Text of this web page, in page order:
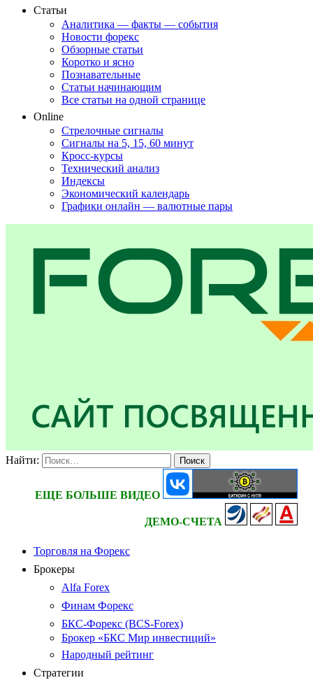
Статьи
Аналитика — факты — события
Новости форекс
Обзорные статьи
Коротко и ясно
Познавательные
Статьи начинающим
Все статьи на одной странице
Online
Стрелочные сигналы
Сигналы на 5, 15, 60 минут
Кросс-курсы
Технический анализ
Индексы
Экономический календарь
Графики онлайн — валютные пары
Найти:
ЕЩЕ БОЛЬШЕ ВИДЕО
ДЕМО-СЧЕТА
Торговля на Форекс
Брокеры
Alfa Forex
Финам Форекс
БКС-Форекс (BCS-Forex)
Брокер «БКС Мир инвестиций»
Народный рейтинг
Стратегии